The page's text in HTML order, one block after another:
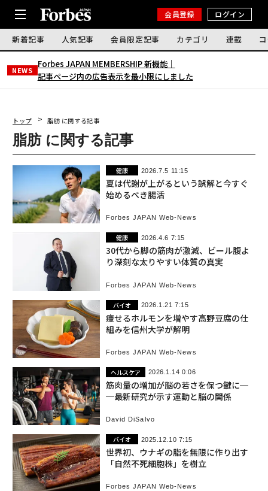
会員登録 ログイン
新着記事 人気記事 会員限定記事 カテゴリ 連載
NEWS
Forbes JAPAN MEMBERSHIP 新機能｜
記事ページ内の広告表示を最小限にしました
トップ 脂肪 に関する記事
脂肪 に関する記事
健康 2026.7.5 11:15
夏は代謝が上がるという誤解と今すぐ
始めるべき腸活
Forbes JAPAN Web-News
健康 2026.4.6 7:15
30代から脚の筋肉が激減、ビール腹よ
り深刻な太りやすい体質の真実
Forbes JAPAN Web-News
バイオ 2026.1.21 7:15
痩せるホルモンを増やす高野豆腐の仕
組みを信州大学が解明
Forbes JAPAN Web-News
ヘルスケア 2026.1.14 0:06
筋肉量の増加が脳の若さを保つ鍵に─
─最新研究が示す運動と脳の関係
David DiSalvo
バイオ 2025.12.10 7:15
世界初、ウナギの脂を無限に作り出す
「自然不死細胞株」を樹立
Forbes JAPAN Web-News